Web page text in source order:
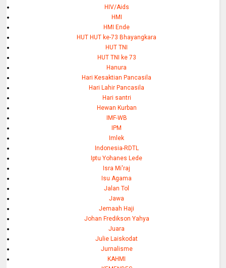
HIV/Aids
HMI
HMI Ende
HUT HUT ke-73 Bhayangkara
HUT TNI
HUT TNI ke 73
Hanura
Hari Kesaktian Pancasila
Hari Lahir Pancasila
Hari santri
Hewan Kurban
IMF-WB
IPM
Imlek
Indonesia-RDTL
Iptu Yohanes Lede
Isra Mi'raj
Isu Agama
Jalan Tol
Jawa
Jemaah Haji
Johan Fredikson Yahya
Juara
Julie Laiskodat
Jurnalisme
KAHMI